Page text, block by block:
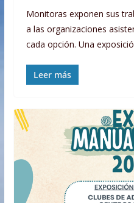
Monitoras exponen sus
a las organizaciones
cada opción. Una
Leer más